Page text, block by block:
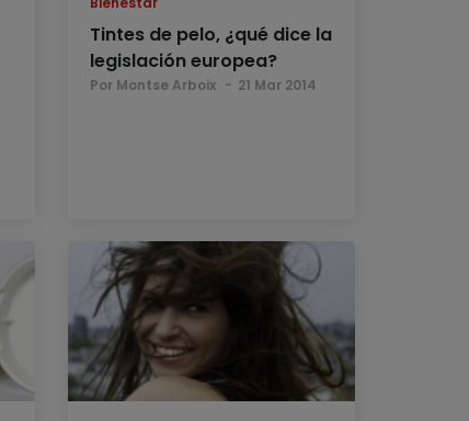
Tintes de pelo, ¿qué dice la
legislación europea?
Por Montse Arboix 21 Mar 2014